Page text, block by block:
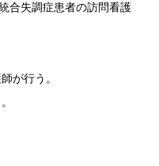
合失調症患者の訪問看護
が行う。